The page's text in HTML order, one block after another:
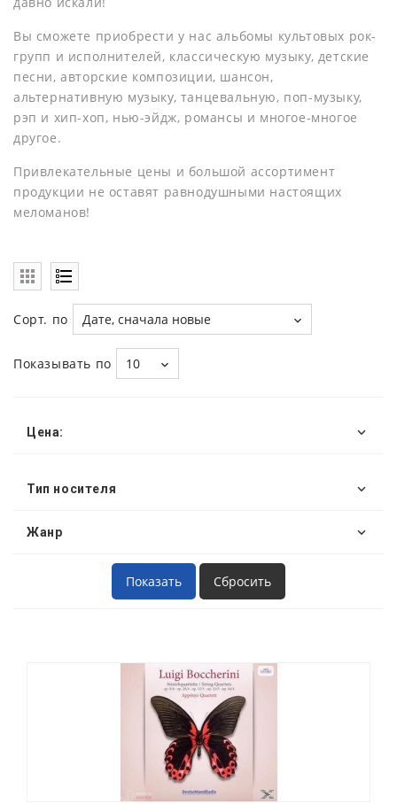
Вы сможете приобрести у нас альбомы культовых рок-
групп и исполнителей, классическую музыку, детские
песни, авторские композиции, шансон,
альтернативную музыку, танцевальную, поп-музыку,
рэп и хип-хоп, нью-эйдж, романсы и многое-многое
другое.
Привлекательные цены и большой ассортимент
продукции не оставят равнодушными настоящих
меломанов!
Сорт. по Дате, сначала новые
Показывать по 10
Цена:
Тип носителя
Жанр